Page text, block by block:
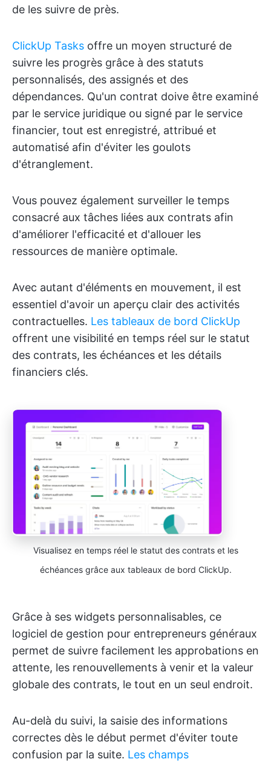
de les suivre de près.
ClickUp Tasks offre un moyen structuré de
suivre les progrès grâce à des statuts
personnalisés, des assignés et des
dépendances. Qu'un contrat doive être examiné
par le service juridique ou signé par le service
financier, tout est enregistré, attribué et
automatisé afin d'éviter les goulots
d'étranglement.
Vous pouvez également surveiller le temps
consacré aux tâches liées aux contrats afin
d'améliorer l'efficacité et d'allouer les
ressources de manière optimale.
Avec autant d'éléments en mouvement, il est
essentiel d'avoir un aperçu clair des activités
contractuelles. Les tableaux de bord ClickUp
offrent une visibilité en temps réel sur le statut
des contrats, les échéances et les détails
financiers clés.
Visualisez en temps réel le statut des contrats et les
échéances grâce aux tableaux de bord ClickUp.
Grâce à ses widgets personnalisables, ce
logiciel de gestion pour entrepreneurs généraux
permet de suivre facilement les approbations en
attente, les renouvellements à venir et la valeur
globale des contrats, le tout en un seul endroit.
Au-delà du suivi, la saisie des informations
correctes dès le début permet d'éviter toute
confusion par la suite. Les champs